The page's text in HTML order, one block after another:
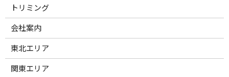
トリミング
会社案内
東北エリア
関東エリア